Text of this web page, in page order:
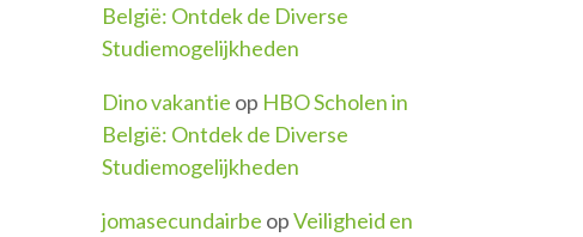
België: Ontdek de Diverse
Studiemogelijkheden
Dino vakantie op HBO Scholen in
België: Ontdek de Diverse
Studiemogelijkheden
jomasecundairbe opVeiligheid en